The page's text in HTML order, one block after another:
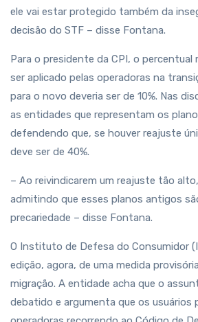
ele vai estar protegido também da
decisão do STF – disse Fontana.
Para o presidente da CPI, o percentual
ser aplicado pelas operadoras na
para o novo deveria ser de 10%. Nas
as entidades que representam os
defendendo que, se houver reajuste
deve ser de 40%.
– Ao reivindicarem um reajuste tão
admitindo que esses planos antigos
precariedade – disse Fontana.
O Instituto de Defesa do Consumidor
edição, agora, de uma medida
migração. A entidade acha que o
debatido e argumenta que os usuários